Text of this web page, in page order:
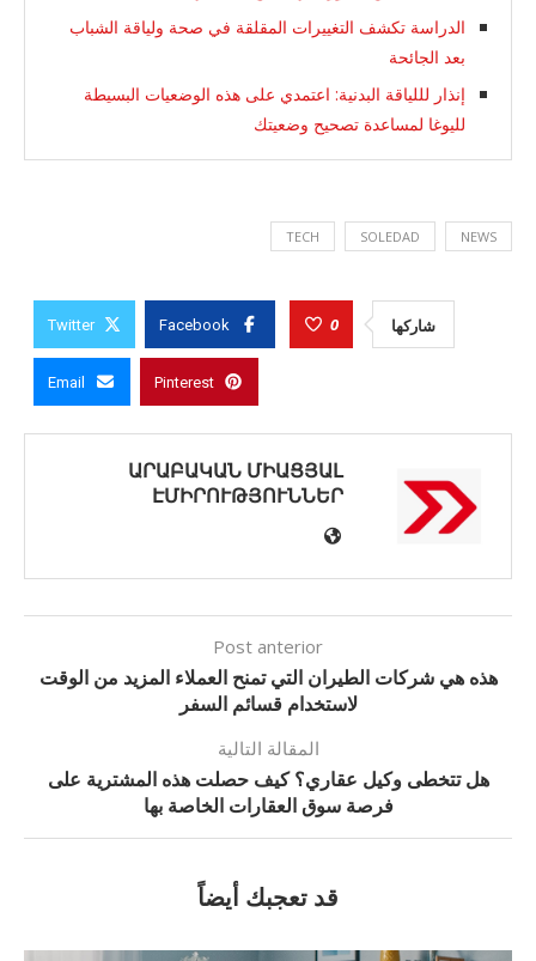
الدراسة تكشف التغييرات المقلقة في صحة ولياقة الشباب
بعد الجائحة
إنذار لللياقة البدنية: اعتمدي على هذه الوضعيات البسيطة
لليوغا لمساعدة تصحيح وضعيتك
NEWS
SOLEDAD
TECH
شاركها 0
Facebook
Twitter
Pinterest
Email
ԱՐԱԲԱԿԱՆ ՄԻԱՑՅԱԼ
ԷՄԻՐՈՒԹՅՈՒՆՆԵՐ
Post anterior
هذه هي شركات الطيران التي تمنح العملاء المزيد من الوقت
لاستخدام قسائم السفر
المقالة التالية
هل تتخطى وكيل عقاري؟ كيف حصلت هذه المشترية على
فرصة سوق العقارات الخاصة بها
قد تعجبك أيضاً